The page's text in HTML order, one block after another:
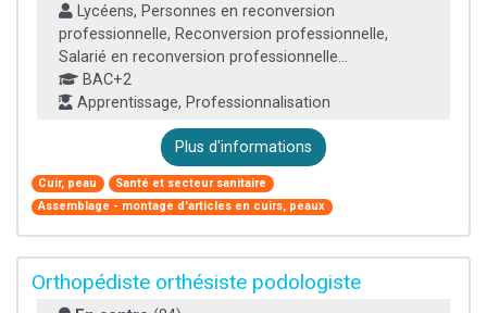
Lycéens, Personnes en reconversion
professionnelle, Reconversion professionnelle,
Salarié en reconversion professionnelle...
BAC+2
Apprentissage, Professionnalisation
Plus d'informations
Cuir, peau
Santé et secteur sanitaire
Assemblage - montage d'articles en cuirs, peaux
Orthopédiste orthésiste podologiste